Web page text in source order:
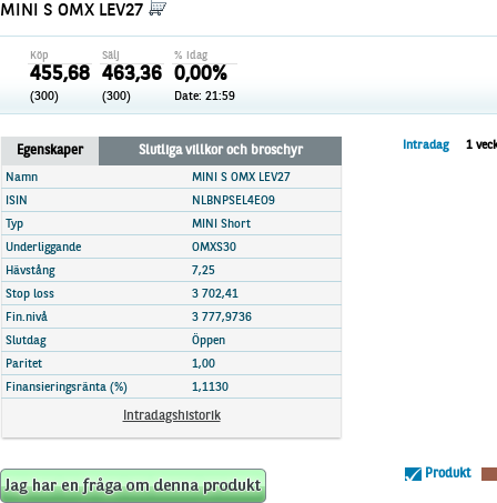
Unlimited Turbos
Nya produkter
Stoppade & förfallna produkter
Utsålda produkter
Realtidskurser
Knock-plocken
Kunskapscentra+
Hur handlar jag
Marknadsöversikt
MINI S OMX LEV27
Köp
455,68
(300)
Sälj
463,36
(300)
% idag
0,00%
Date: 21:59
Egenskaper Slutliga villkor och broschyr
Namn
MINI S OMX LEV27
ISIN
NLBNPSEL4EO9
Typ
MINI Short
Underliggande
OMXS30
Hävstång
7,25
Stop loss
3 702,41
Fin.nivå
3 777,9736
Slutdag
Öppen
Paritet
1,00
Finansieringsränta (%)
1,1130
Intradagshistorik
Intradag 1
Produkt